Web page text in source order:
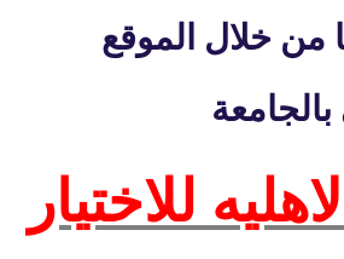
من خلال الموقع
للاختيار